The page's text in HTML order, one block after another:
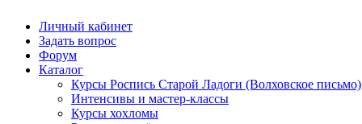
Личный кабинет
Задать вопрос
Форум
Каталог
Курсы Роспись Старой Ладоги (Волховское письмо)
Интенсивы и мастер-классы
Курсы хохломы